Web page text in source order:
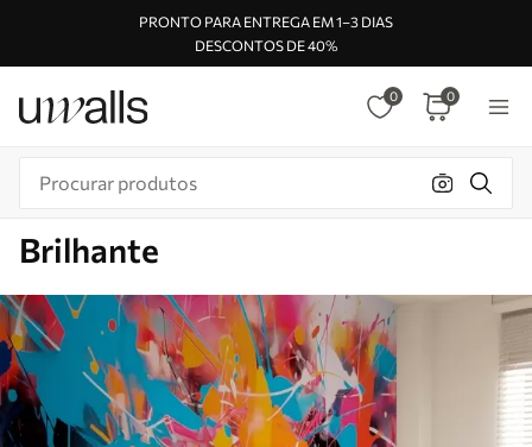
PRONTO PARA ENTREGA EM 1–3 DIAS
DESCONTOS DE 40%
0 0
Brilhante